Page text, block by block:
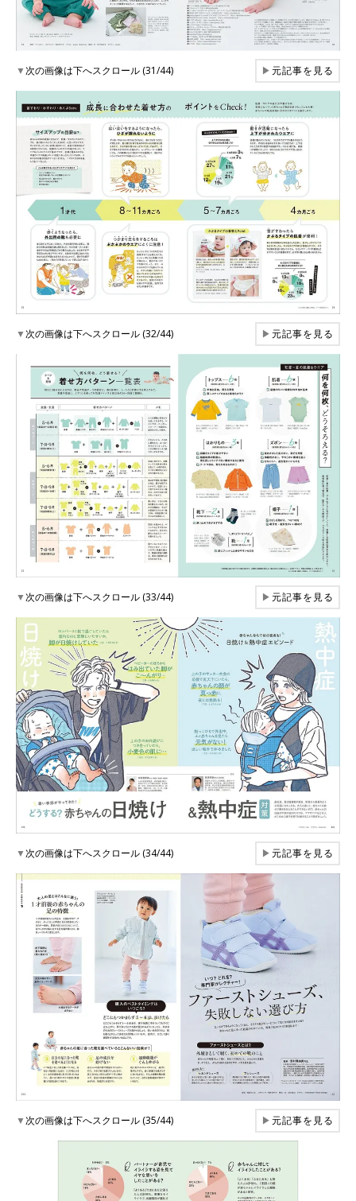
▼次の画像は下へスクロール (31/44) ▶元記事を見る
▼次の画像は下へスクロール (32/44) ▶元記事を見る
▼次の画像は下へスクロール (33/44) ▶元記事を見る
▼次の画像は下へスクロール (34/44) ▶元記事を見る
▼次の画像は下へスクロール (35/44) ▶元記事を見る